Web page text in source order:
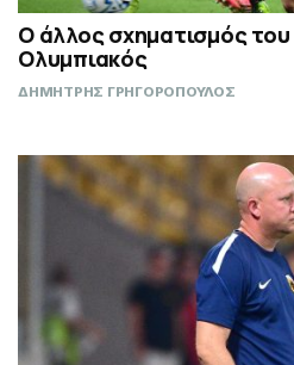
Ο άλλος σχηματισμός του
Ολυμπιακός
ΔΗΜΗΤΡΗΣ ΓΡΗΓΟΡΟΠΟΥΛΟΣ